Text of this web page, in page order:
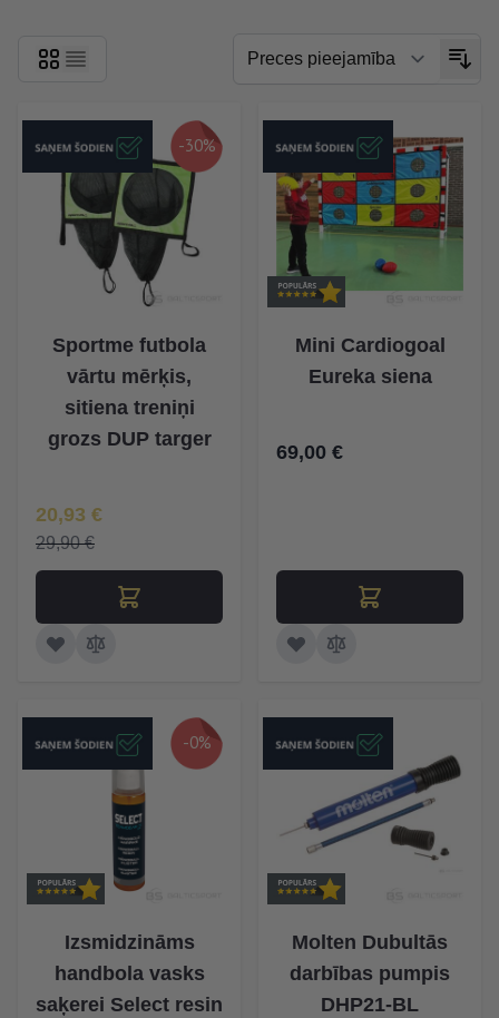
-30%
Sportme futbola
vārtu mērķis,
sitiena treniņi
grozs DUP targer
Īpaša Cena
20,93 €
29,90 €
Mini Cardiogoal
Eureka siena
69,00 €
-0%
Izsmidzināms
handbola vasks
saķerei Select resin
Molten Dubultās
darbības pumpis
DHP21-BL